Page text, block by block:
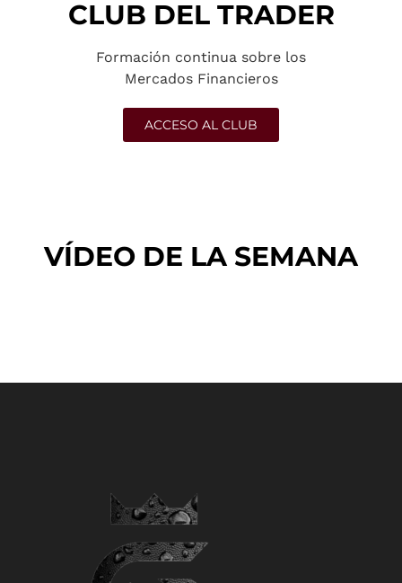
CLUB DEL TRADER
Formación continua sobre los
Mercados Financieros
ACCESO AL CLUB
VÍDEO DE LA SEMANA